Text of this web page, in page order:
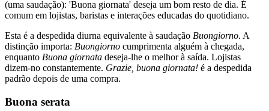
(uma saudação): 'Buona giornata' deseja um bom resto de dia. É
comum em lojistas, baristas e interações educadas do quotidiano.
Esta é a despedida diurna equivalente à saudação Buongiorno. A
distinção importa: Buongiorno cumprimenta alguém à chegada,
enquanto Buona giornata deseja-lhe o melhor à saída. Lojistas
dizem-no constantemente. Grazie, buona giornata! é a despedida
padrão depois de uma compra.
Buona serata